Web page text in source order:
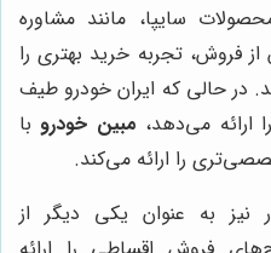
سایپا، مانند مشاوره
فروش، تجربه خرید بهتری را
در حالی که ایران خودرو طیف
ارائه می‌دهد، مبین خودرو با
را ارائه می‌کند.
نیز به عنوان یکی دیگر از